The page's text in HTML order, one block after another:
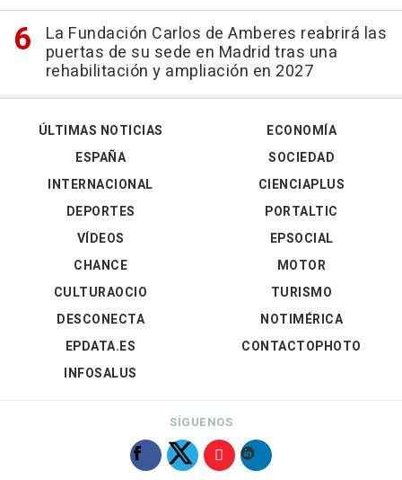
La Fundación Carlos de Amberes reabrirá las
puertas de su sede en Madrid tras una
rehabilitación y ampliación en 2027
ÚLTIMAS NOTICIAS
ESPAÑA
INTERNACIONAL
DEPORTES
VÍDEOS
ECONOMÍA
SOCIEDAD
CIENCIAPLUS
PORTALTIC
EPSOCIAL
CHANCE
CULTURAOCIO
DESCONECTA
EPDATA.ES
INFOSALUS
MOTOR
TURISMO
NOTIMÉRICA
CONTACTOPHOTO
SÍGUENOS